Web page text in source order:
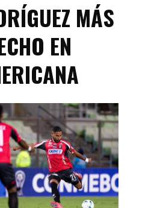
MÁS
EN